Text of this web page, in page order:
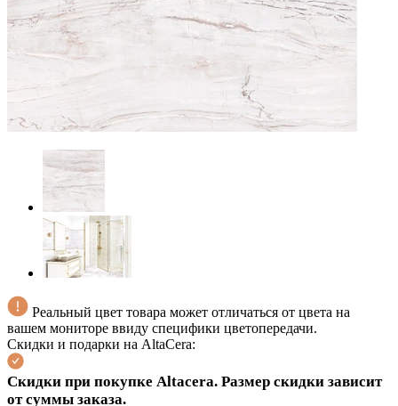
Реальный цвет товара может отличаться от цвета на
вашем мониторе ввиду специфики цветопередачи.
Скидки и подарки на AltaCera:
Скидки при покупке Altacera. Размер скидки зависит
от суммы заказа.